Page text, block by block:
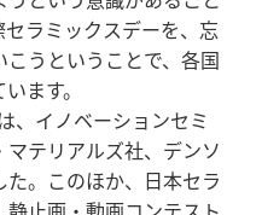
ラミックスデーを、忘
うということで、各国
ます。
、イノベーションセミ
テリアルズ社、デンソ
。このほか、日本セラ